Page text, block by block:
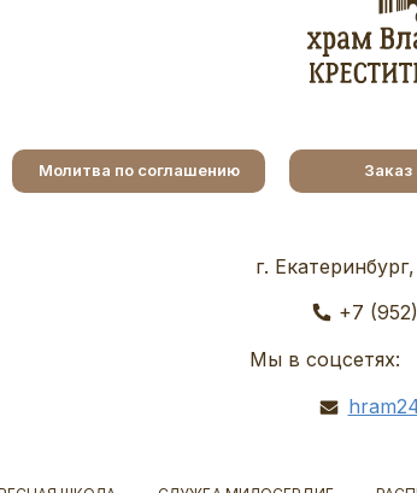
Молитва по соглашению
г.
+7
Мы в соцсетях: